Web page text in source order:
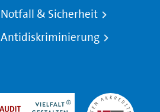
Notfall & Sicherheit
Antidiskriminierung